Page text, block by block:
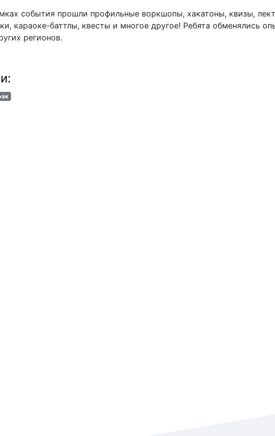
события прошли профильные воркшопы, хакатоны, квизы,
караоке-баттлы, квесты и многое другое! Ребята обменялись
регионов.